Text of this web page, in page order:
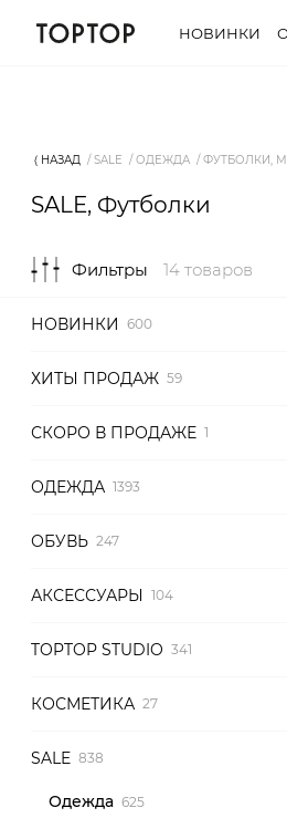
НОВИНКИ
⟨ НАЗАД SALE ОДЕЖДА ФУТБОЛКИ,
SALE, Футболки
Фильтры 14 товаров
НОВИНКИ
ХИТЫ ПРОДАЖ
СКОРО В ПРОДАЖЕ
ОДЕЖДА
ОБУВЬ
АКСЕССУАРЫ
TOPTOP STUDIO
КОСМЕТИКА
SALE
Одежда